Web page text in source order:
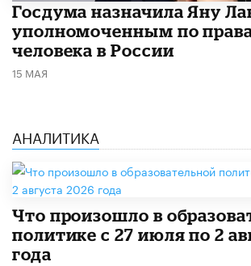
Госдума назначила Яну
уполномоченным по
человека в России
15 МАЯ
АНАЛИТИКА
​Что произошло в
политике с 27 июля по 2
года